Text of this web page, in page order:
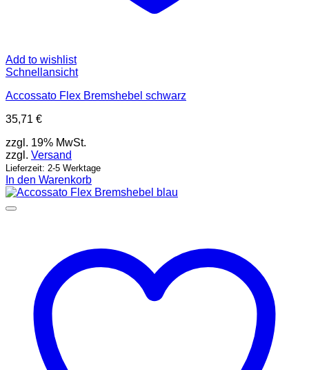
Add to wishlist
Schnellansicht
Accossato Flex Bremshebel schwarz
35,71 €
zzgl. 19% MwSt.
zzgl. Versand
Lieferzeit: 2-5 Werktage
In den Warenkorb